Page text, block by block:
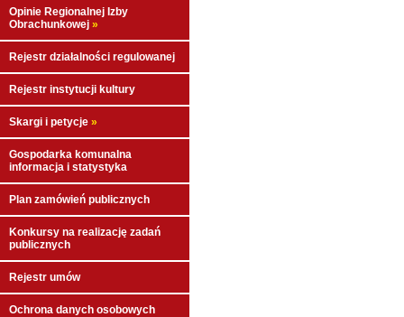
Opinie Regionalnej Izby
Obrachunkowej »
Rejestr działalności regulowanej
Rejestr instytucji kultury
Skargi i petycje »
Gospodarka komunalna
informacja i statystyka
Plan zamówień publicznych
Konkursy na realizację zadań
publicznych
Rejestr umów
Ochrona danych osobowych